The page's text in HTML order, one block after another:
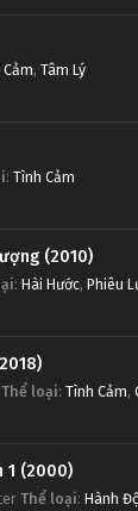
, Tâm Lý
: Tình Cảm
(2010)
: Hài Hước, Phiêu
Thể loại: Tình Cảm,
Vua Trò Chơi Phần 1 (2000)
Thể loại: Hành